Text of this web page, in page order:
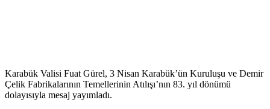
Karabük Valisi Fuat Gürel, 3 Nisan Karabük’ün Kuruluşu ve Demir
Çelik Fabrikalarının Temellerinin Atılışı’nın 83. yıl dönümü
dolayısıyla mesaj yayımladı.